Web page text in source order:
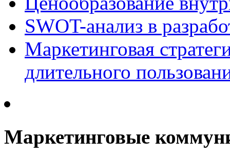
SWOT-анализ в
Маркетинговая
длительного
Маркетинговые